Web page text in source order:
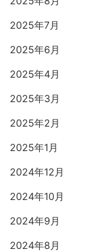
2025年7月
2025年6月
2025年4月
2025年3月
2025年2月
2025年1月
2024年12月
2024年10月
2024年9月
2024年8月